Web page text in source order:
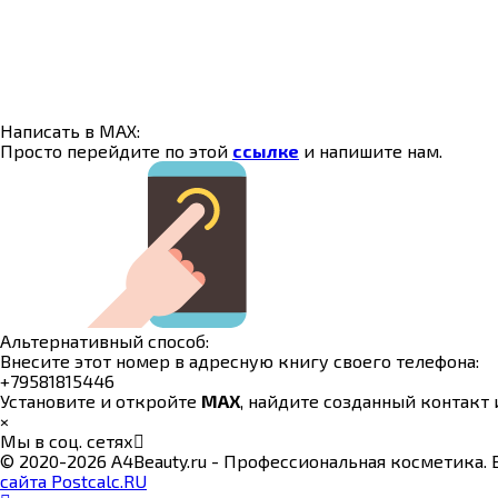
Написать в MAX:
Просто перейдите по этой ссылке и напишите нам.
Альтернативный способ:
Внесите этот номер в адресную книгу своего телефона:
+79581815446
Установите и откройте MAX, найдите созданный
×
Мы в соц. сетях
© 2020-2026 A4Beauty.ru - Профессиональная
сайта Postcalc.RU